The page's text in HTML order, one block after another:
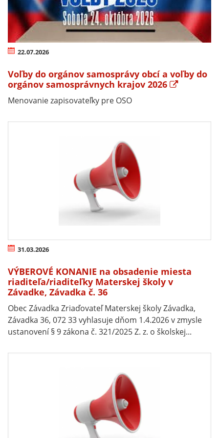
22.07.2026
Voľby do orgánov samosprávy obcí a voľby do
orgánov samosprávnych krajov 2026
Menovanie zapisovateľky pre OSO
31.03.2026
VÝBEROVÉ KONANIE na obsadenie miesta
riaditeľa/riaditeľky Materskej školy v
Závadke, Závadka č. 36
Obec Závadka Zriaďovateľ Materskej školy Závadka,
Závadka 36, 072 33 vyhlasuje dňom 1.4.2026 v zmysle
ustanovení § 9 zákona č. 321/2025 Z. z. o školskej...